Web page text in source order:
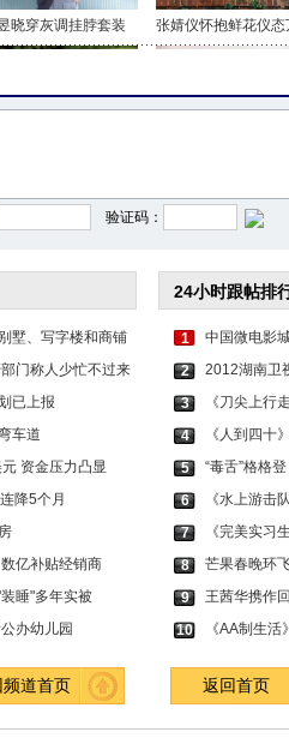
晓穿灰调挂脖套装 张婧仪怀抱鲜花仪态
验证码：
墅、写字楼和商铺
门称人少忙不过来
已上报
车道
资金压力凸显
降5个月
亿补贴经销商
睡"多年实被
办幼儿园
24小时跟帖排
1
中国微电影
2
2012湖南卫
3
《刀尖上行
4
《人到四十
5
“毒舌”格格
6
《水上游击
7
《完美实习
8
芒果春晚环
9
王茜华携作
10
《AA制生
道首页 返回首页